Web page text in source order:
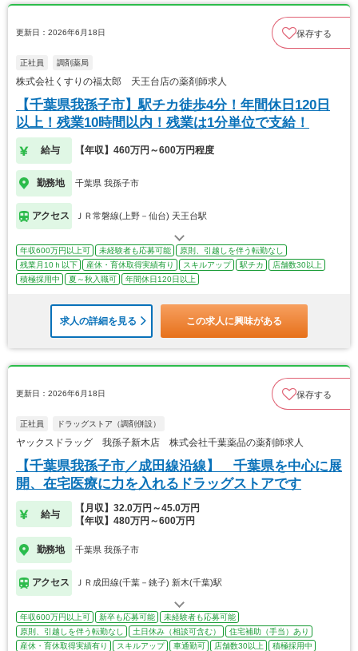
更新日：2026年6月18日 保存する
正社員 調剤薬局
株式会社くすりの福太郎 天王台店の薬剤師求人
【千葉県我孫子市】駅チカ徒歩4分！年間休日120日
以上！残業10時間以内！残業は1分単位で支給！
給与 【年収】460万円～600万円程度
勤務地 千葉県 我孫子市
アクセス ＪＲ常磐線(上野－仙台) 天王台駅
年収600万円以上可 未経験者も応募可能
原則、引越しを伴う転勤なし
残業月10ｈ以下
産休・育休取得実績有り スキルアップ 駅チカ
店舗数30以上
積極採用中
夏～秋入職可 年間休日120日以上
求人の詳細を見る この求人に興味がある
更新日：2026年6月18日 保存する
正社員 ドラッグストア（調剤併設）
ヤックスドラッグ 我孫子新木店 株式会社千葉薬品の薬剤師求人
【千葉県我孫子市／成田線沿線】 千葉県を中心に展
開、在宅医療に力を入れるドラッグストアです
給与
【月収】32.0万円～45.0万円
【年収】480万円～600万円
勤務地 千葉県 我孫子市
アクセス ＪＲ成田線(千葉－銚子) 新木(千葉)駅
年収600万円以上可 新卒も応募可能
未経験者も応募可能
原則、引越しを伴う転勤なし
土日休み（相談可含む）
住宅補助（手当）あり
産休・育休取得実績有り
スキルアップ 車通勤可 店舗数30以上
積極採用中